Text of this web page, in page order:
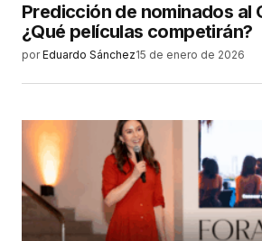
Predicción de nominados al
¿Qué películas competirán?
por Eduardo Sánchez15 de enero de 2026